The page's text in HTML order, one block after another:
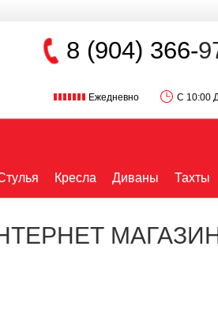
8 (904) 366-
Ежедневно С 10:00
Кресла Диваны Тахты